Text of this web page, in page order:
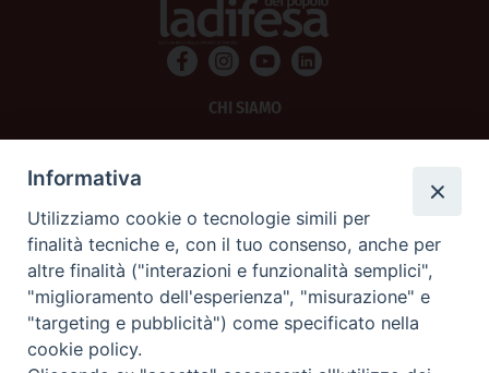
CHI SIAMO
SCRIVICI
La Difesa srl - P.iva 05125420280
La Difesa del Popolo percepisce i contributi pubblici all'editoria.
La Difesa del Popolo, tramite la Fisc (Federazione Italiana Settimanali Cattolici)
Informativa
Utilizziamo cookie o tecnologie simili per
finalità tecniche e, con il tuo consenso, anche per
altre finalità ("interazioni e funzionalità semplici",
"miglioramento dell'esperienza", "misurazione" e
"targeting e pubblicità") come specificato nella
cookie policy.